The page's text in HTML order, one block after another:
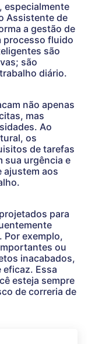
especialmente
Assistente de
a gestão de
processo fluido
são
são
diário.
não apenas
mas
Ao
os
de tarefas
sua urgência e
ajustem aos
para
Por exemplo,
ou
inacabados,
Essa
esteja sempre
de correria de